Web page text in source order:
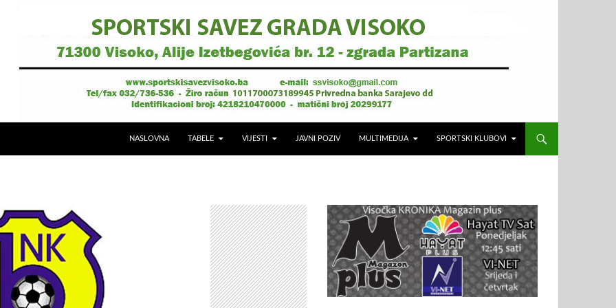
NASLOVNA TABELE VIJESTI JAVNI POZIV MULTIMEDIJA SPORTSKI KLUBOVI